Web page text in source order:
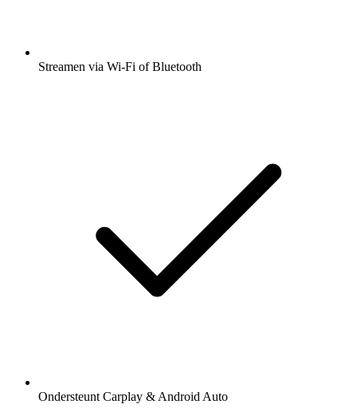
Streamen via Wi-Fi of Bluetooth
Ondersteunt Carplay & Android Auto